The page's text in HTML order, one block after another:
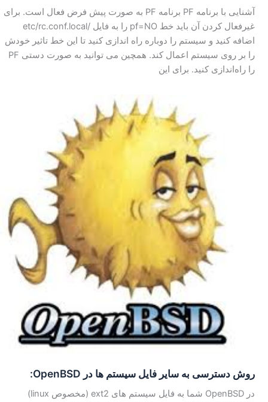
آشنایی با برنامه PF برنامه PF به صورت پیش فرض فعال است. برای
غیرفعال کردن آن باید خط pf=NO را به فایل /etc/rc.conf.local
اضافه کنید و سیستم را دوباره راه اندازی کنید تا این خط تاثیر خودش
را بر روی سیستم اعمال کند. همچین می توانید به صورت دستی PF
را راه‌اندازی کنید. برای این
روش دسترسی به سایر فایل سیستم ها در OpenBSD:
در OpenBSD شما به فایل سیستم های ext2 (مخصوص linux)